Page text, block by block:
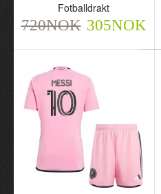
Fotballdrakt
720NOK 305NOK